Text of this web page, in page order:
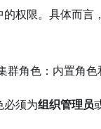
权限。具体而
角色：内置角色
必须为组织管理员